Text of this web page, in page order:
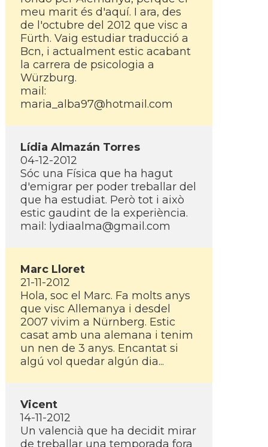
meu marit és d'aquí­. I ara, des
de l'octubre del 2012 que visc a
Fürth. Vaig estudiar traducció a
Bcn, i actualment estic acabant
la carrera de psicologia a
Würzburg.
mail:
maria_alba97@hotmail.com
Lí­dia Almazán Torres
04-12-2012
Sóc una Fí­sica que ha hagut
d'emigrar per poder treballar del
que ha estudiat. Però tot i això
estic gaudint de la experiència.
mail: lydiaalma@gmail.com
Marc Lloret
21-11-2012
Hola, soc el Marc. Fa molts anys
que visc Allemanya i desdel
2007 vivim a Nürnberg. Estic
casat amb una alemana i tenim
un nen de 3 anys. Encantat si
algú vol quedar algún dia...
Vicent
14-11-2012
Un valencià que ha decidit mirar
de treballar una temporada fora